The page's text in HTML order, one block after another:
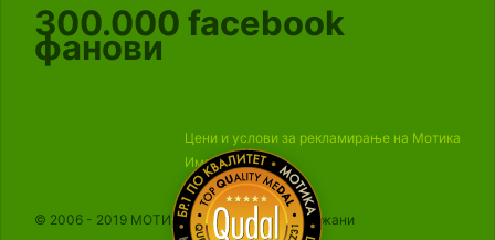
300.000 facebook
фанови
Цени и услови за рекламирање на Мотика
Импресум
© 2006 - 2019 МОТИКА, Сите права се задржани